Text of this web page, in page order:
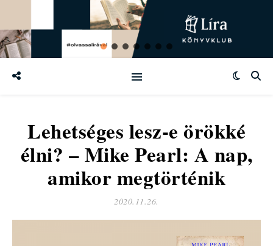
Lehetséges lesz-e örökké
élni? – Mike Pearl: A nap,
amikor megtörténik
2020.11.26.